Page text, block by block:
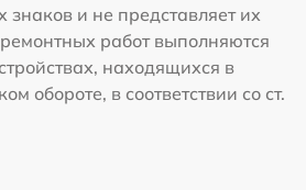
и не представляет их
работ выполняются
находящихся в
обороте, в соответствии со ст.